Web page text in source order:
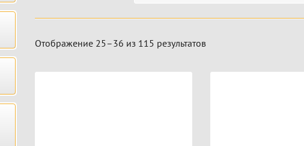
Отображение 25–36 из 115 результатов
Товары